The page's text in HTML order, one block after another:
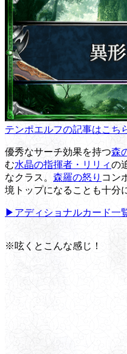
テンポエルフの記事はこち
優秀なサーチ効果を持つ森
む水晶の指揮者・リリィの
なクラス。 森羅の怒り コン
境トップになることも十分
▶アディショナルカード一
※呟くとこんな感じ！